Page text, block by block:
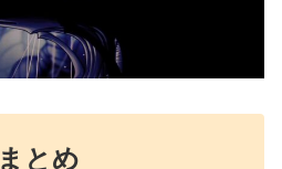
まとめ